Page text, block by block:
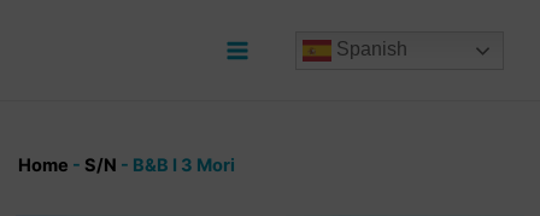
Spanish
Home - S/N - B&B I 3 Mori